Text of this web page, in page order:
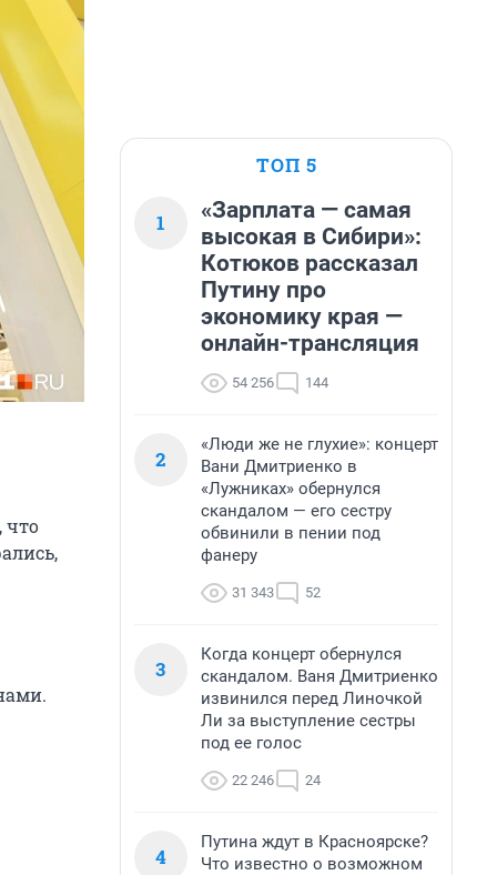
что
ТОП 5
1
«Зарплата — самая
высокая в Сибири»:
Котюков рассказал
Путину про
экономику края —
онлайн-трансляция
54 256 144
2
«Люди же не глухие»: концерт
Вани Дмитриенко в
«Лужниках» обернулся
скандалом — его сестру
обвинили в пении под
фанеру
31 343 52
3
Когда концерт обернулся
скандалом. Ваня Дмитриенко
извинился перед Линочкой
Ли за выступление сестры
под ее голос
22 246 24
4
Путина ждут в Красноярске?
Что известно о возможном